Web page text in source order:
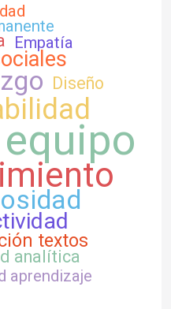
textos
analítica
Diseño
aprendizaje
Empatía